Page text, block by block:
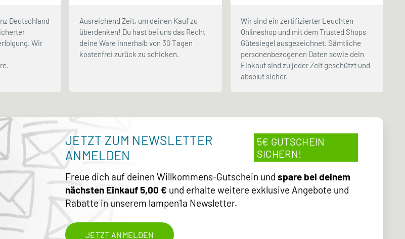
Deutschland
Wir
Ausreichend Zeit, um deinen Kauf zu
überdenken! Du hast bei uns das Recht
deine Ware innerhalb von 30 Tagen
kostenfrei zurück zu schicken.
Wir sind ein zertifizierter Leuchten
Onlineshop und mit dem Trusted Shops
Gütesiegel ausgezeichnet. Sämtliche
personenbezogenen Daten sowie dein
Einkauf sind zu jeder Zeit geschützt und
absolut sicher.
JETZT ZUM NEWSLETTER
ANMELDEN
5€ GUTSCHEIN
SICHERN!
Freue dich auf deinen Willkommens-Gutschein und spare bei deinem
nächsten Einkauf 5,00 € und erhalte weitere exklusive Angebote und
Rabatte in unserem lampen1a Newsletter.
JETZT ANMELDEN